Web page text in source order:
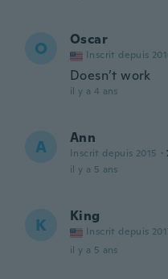
O Oscar
Inscrit depuis
Doesn’t work
il y a 4 ans
A Ann
Inscrit depuis 2015 ·
il y a 5 ans
K King
Inscrit depuis
il y a 5 ans